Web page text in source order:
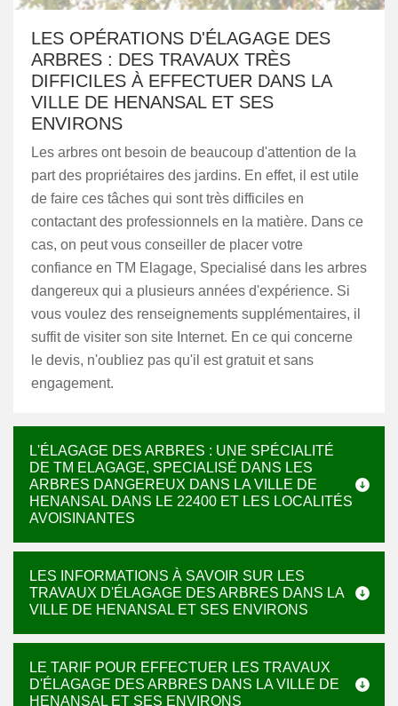
LES OPÉRATIONS D'ÉLAGAGE DES
ARBRES : DES TRAVAUX TRÈS
DIFFICILES À EFFECTUER DANS LA
VILLE DE HENANSAL ET SES
ENVIRONS
Les arbres ont besoin de beaucoup d'attention de la
part des propriétaires des jardins. En effet, il est utile
de faire ces tâches qui sont très difficiles en
contactant des professionnels en la matière. Dans ce
cas, on peut vous conseiller de placer votre
confiance en TM Elagage, Specialisé dans les arbres
dangereux qui a plusieurs années d'expérience. Si
vous voulez des renseignements supplémentaires, il
suffit de visiter son site Internet. En ce qui concerne
le devis, n'oubliez pas qu'il est gratuit et sans
engagement.
L'ÉLAGAGE DES ARBRES : UNE SPÉCIALITÉ
DE TM ELAGAGE, SPECIALISÉ DANS LES
ARBRES DANGEREUX DANS LA VILLE DE
HENANSAL DANS LE 22400 ET LES LOCALITÉS
AVOISINANTES
LES INFORMATIONS À SAVOIR SUR LES
TRAVAUX D'ÉLAGAGE DES ARBRES DANS LA
VILLE DE HENANSAL ET SES ENVIRONS
LE TARIF POUR EFFECTUER LES TRAVAUX
D'ÉLAGAGE DES ARBRES DANS LA VILLE DE
HENANSAL ET SES ENVIRONS